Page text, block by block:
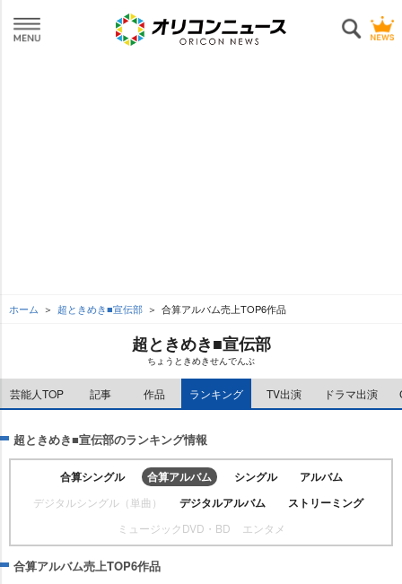
ホーム 超ときめき■宣伝部 合算アルバム売上TOP6作品
超ときめき■宣伝部
ちょうときめきせんでんぶ
芸能人TOP 記事 作品 ランキング TV出演 ドラマ出演
超ときめき■宣伝部のランキング情報
合算シングル 合算アルバム シングル アルバム
デジタルシングル（単曲） デジタルアルバム ストリーミング
ミュージックDVD・BD エンタメ
合算アルバム売上TOP6作品